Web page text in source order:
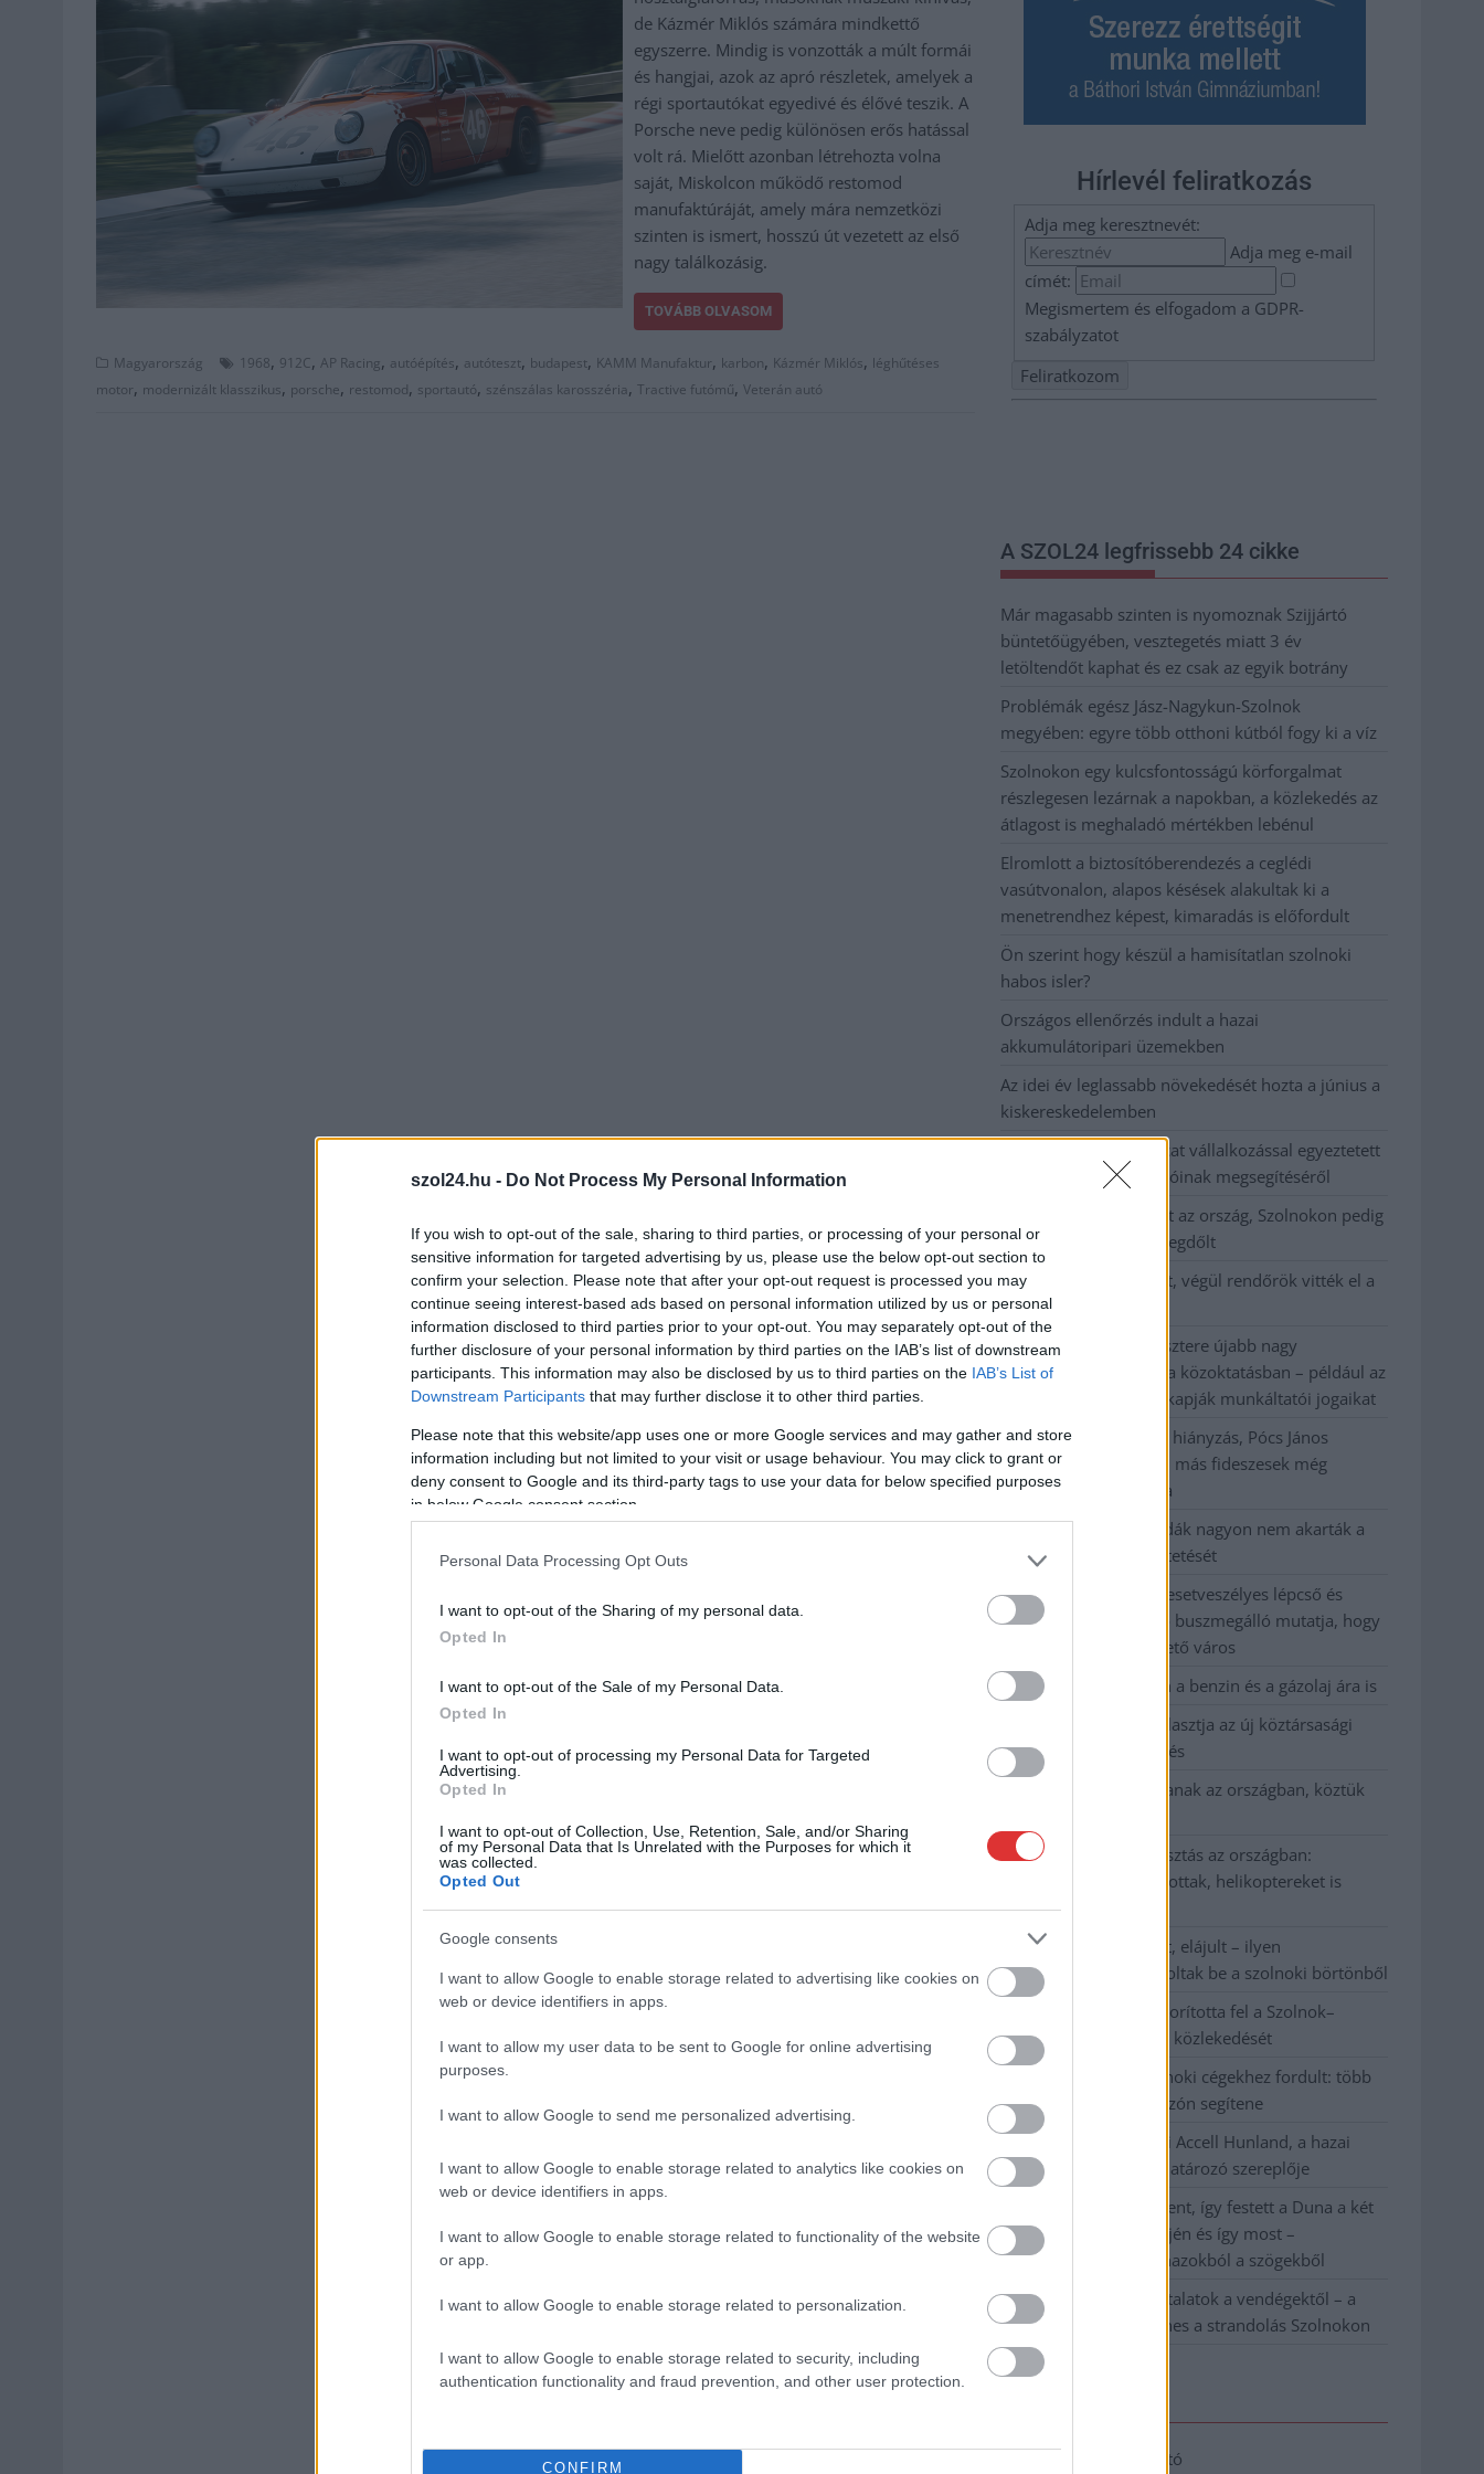
szol24.hu - Do Not Process My Personal Information
If you wish to opt-out of the sale, sharing to third parties, or processing of your personal or
sensitive information for targeted advertising by us, please use the below opt-out section to
confirm your selection. Please note that after your opt-out request is processed you may
continue seeing interest-based ads based on personal information utilized by us or personal
information disclosed to third parties prior to your opt-out. You may separately opt-out of the
further disclosure of your personal information by third parties on the IAB’s list of downstream
participants. This information may also be disclosed by us to third parties on the IAB’s List of
Downstream Participants that may further disclose it to other third parties.
Please note that this website/app uses one or more Google services and may gather and store
information including but not limited to your visit or usage behaviour. You may click to grant or
deny consent to Google and its third-party tags to use your data for below specified purposes
in below Google consent section.
Personal Data Processing Opt Outs
I want to opt-out of the Sharing of my personal data.
Opted In
I want to opt-out of the Sale of my Personal Data.
Opted In
I want to opt-out of processing my Personal Data for Targeted
Advertising.
Opted In
I want to opt-out of Collection, Use, Retention, Sale, and/or Sharing
of my Personal Data that Is Unrelated with the Purposes for which it
was collected.
Opted Out
Google consents
I want to allow Google to enable storage related to advertising like cookies on
web or device identifiers in apps.
I want to allow my user data to be sent to Google for online advertising
purposes.
I want to allow Google to send me personalized advertising.
I want to allow Google to enable storage related to analytics like cookies on
web or device identifiers in apps.
I want to allow Google to enable storage related to functionality of the website
or app.
I want to allow Google to enable storage related to personalization.
I want to allow Google to enable storage related to security, including
authentication functionality and fraud prevention, and other user protection.
CONFIRM
de Kázmér Miklós számára mindkettő
egyszerre. Mindig is vonzották a múlt formái
és hangjai, azok az apró részletek, amelyek a
régi sportautókat egyedivé és élővé teszik. A
Porsche neve pedig különösen erős hatással
volt rá. Mielőtt azonban létrehozta volna
saját, Miskolcon működő restomod
manufaktúráját, amely mára nemzetközi
szinten is ismert, hosszú út vezetett az első
nagy találkozásig.
TOVÁBB OLVASOM
Magyarország 1968, 912C, AP Racing, autóépítés, autóteszt, budapest, KAMM Manufaktur, karbon, Kázmér Miklós, léghűtéses
motor, modernizált klasszikus, porsche, restomod, sportautó, szénszálas karosszéria, Tractive futómű, Veterán autó
Hírlevél feliratkozás
Adja meg keresztnevét:
Adja meg e-mail
címét:
Megismertem és elfogadom a GDPR-
szabályzatot
A SZOL24 legfrissebb 24 cikke
Már magasabb szinten is nyomoznak Szijjártó
büntetőügyében, vesztegetés miatt 3 év
letöltendőt kaphat és ez csak az egyik botrány
Problémák egész Jász-Nagykun-Szolnok
megyében: egyre több otthoni kútból fogy ki a víz
Szolnokon egy kulcsfontosságú körforgalmat
részlegesen lezárnak a napokban, a közlekedés az
átlagost is meghaladó mértékben lebénul
Elromlott a biztosítóberendezés a ceglédi
vasútvonalon, alapos késések alakultak ki a
menetrendhez képest, kimaradás is előfordult
Ön szerint hogy készül a hamisítatlan szolnoki
habos isler?
Országos ellenőrzés indult a hazai
akkumulátoripari üzemekben
Az idei év leglassabb növekedését hozta a június a
kiskereskedelemben
Györfi Mihály több tucat vállalkozással egyeztetett
a kerékpárgyár dolgozóinak megsegítéséről
41 fok fölé forrósodott az ország, Szolnokon pedig
egy másik rekord is megdőlt
Egy telefonhívást akart, végül rendőrök vitték el a
mezőtúri férfit
A Tisza kormány minisztere újabb nagy
változásokról döntött a közoktatásban – például az
iskolaigazgatók visszakapják munkáltatói jogaikat
Sok volt az igazolatlan hiányzás, Pócs János
fizetéslevonást kapott, más fideszesek még
kevesebbet vittek haza
A Szolnok megyei gazdák nagyon nem akarták a
JÉGER további üzemeltetését
Csendélet 5.0: alig balesetveszélyes lépcső és
remek állapotban levő buszmegálló mutatja, hogy
Szolnok mennyire élhető város
Pénteken újra csökken a benzin és a gázolaj ára is
Napokon belül megválasztja az új köztársasági
elnököt az Országgyűlés
Kiterjedt tüzek pusztítanak az országban, köztük
Harmadfokú hőségriasztás az országban:
Szolnokon klímát javítottak, helikoptereket is
bevetettek a tüzeknél
A zárkában rosszul lett, elájult – ilyen
körülményekről számoltak be a szolnoki börtönből
Váratlan fennakadás borította fel a Szolnok–
Kecskemét vasútvonal közlekedését
A polgármester a szolnoki cégekhez fordult: több
száz elbocsátott dolgozón segítene
Csődbe ment a tószegi Accell Hunland, a hazai
kerékpárgyártás meghatározó szereplője
Egyszer fent, egyszer lent, így festett a Duna a két
évvel ezelőtti árvíz idején és így most –
fotógyűjtemény ugyanazokból a szögekből
Ilyenek eddig a tapasztalatok a vendégektől – a
hőhullám miatt ingyenes a strandolás Szolnokon
Adatkezelési tájékoztató